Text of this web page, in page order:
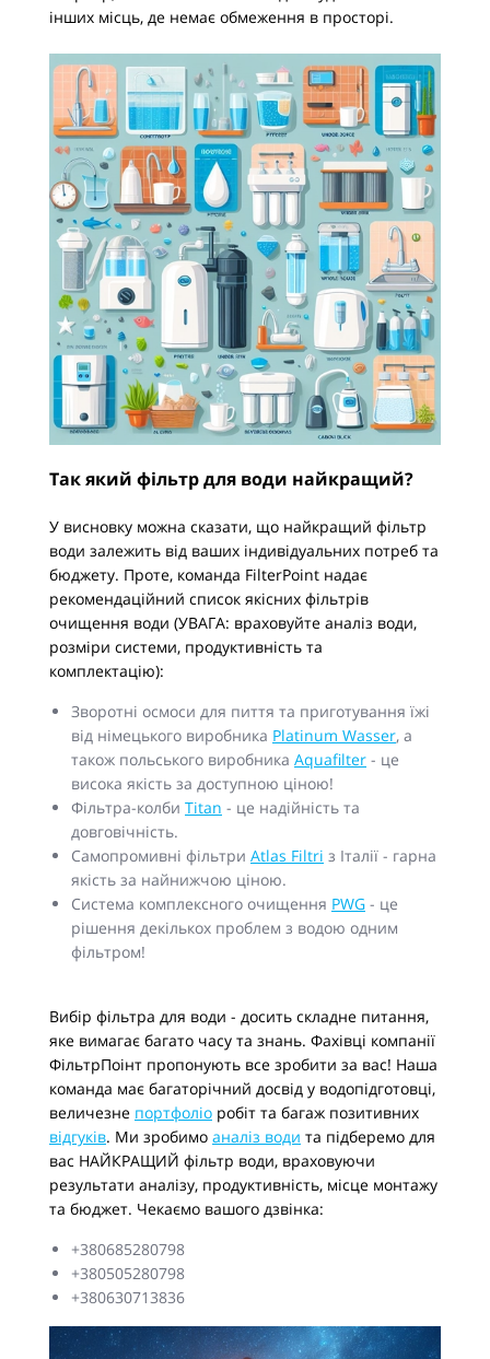
інших місць, де немає обмеження в просторі.
Так який фільтр для води найкращий?
У висновку можна сказати, що найкращий фільтр
води залежить від ваших індивідуальних потреб та
бюджету. Проте, команда FilterPoint надає
рекомендаційний список якісних фільтрів
очищення води (УВАГА: враховуйте аналіз води,
розміри системи, продуктивність та
комплектацію):
Зворотні осмоси для пиття та приготування їжі
від німецького виробника Platinum Wasser, а
також польського виробника Aquafilter - це
висока якість за доступною ціною!
Фільтра-колби Titan - це надійність та
довговічність.
Самопромивні фільтри Atlas Filtri з Італії - гарна
якість за найнижчою ціною.
Система комплексного очищення PWG - це
рішення декількох проблем з водою одним
фільтром!
Вибір фільтра для води - досить складне питання,
яке вимагає багато часу та знань. Фахівці компанії
ФільтрПоінт пропонують все зробити за вас! Наша
команда має багаторічний досвід у водопідготовці,
величезне портфоліо робіт та багаж позитивних
відгуків. Ми зробимо аналіз води та підберемо для
вас НАЙКРАЩИЙ фільтр води, враховуючи
результати аналізу, продуктивність, місце монтажу
та бюджет. Чекаємо вашого дзвінка:
+380685280798
+380505280798
+380630713836